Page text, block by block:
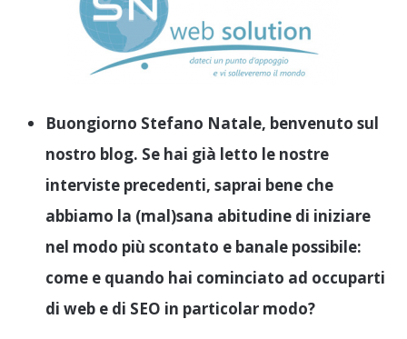
Buongiorno Stefano Natale, benvenuto sul
nostro blog. Se hai già letto le nostre
interviste precedenti, saprai bene che
abbiamo la (mal)sana abitudine di iniziare
nel modo più scontato e banale possibile:
come e quando hai cominciato ad occuparti
di web e di SEO in particolar modo?